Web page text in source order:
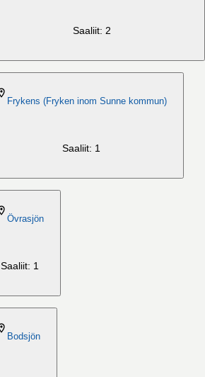
Saaliit: 2
Frykens (Fryken inom Sunne kommun)
Saaliit: 1
Övrasjön
Saaliit: 1
Bodsjön